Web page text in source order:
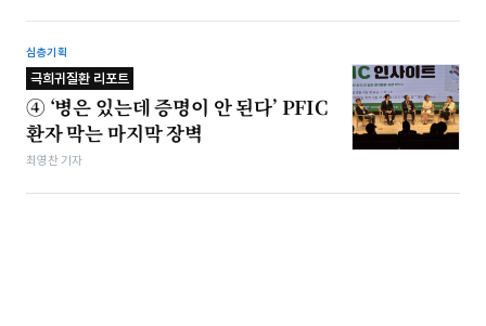
심층기획
극희귀질환 리포트
④ ‘병은 있는데 증명이 안 된다’ PFIC
환자 막는 마지막 장벽
최영찬 기자